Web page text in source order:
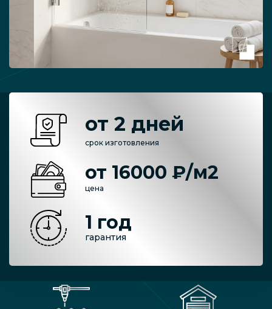
от 2 дней
срок изготовления
от 16000 ₽/м2
цена
1 год
гарантия